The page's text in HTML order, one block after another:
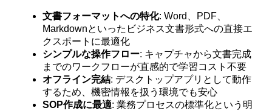
文書フォーマットへの特化: Word、PDF、
Markdownといったビジネス文書形式への直接エ
クスポートに最適化
シンプルな操作フロー: キャプチャから文書完成
までのワークフローが直感的で学習コスト不要
オフライン完結: デスクトップアプリとして動作
するため、機密情報を扱う環境でも安心
SOP作成に最適: 業務プロセスの標準化という明